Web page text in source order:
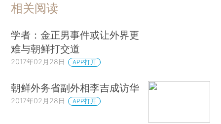
相关阅读
学者：金正男事件或让外界更
难与朝鲜打交道
2017年02月28日 APP打开
朝鲜外务省副外相李吉成访华
2017年02月28日 APP打开